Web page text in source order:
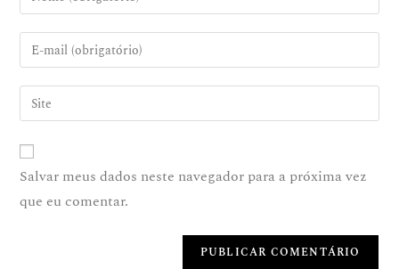
Salvar meus dados neste navegador para a próxima vez
que eu comentar.